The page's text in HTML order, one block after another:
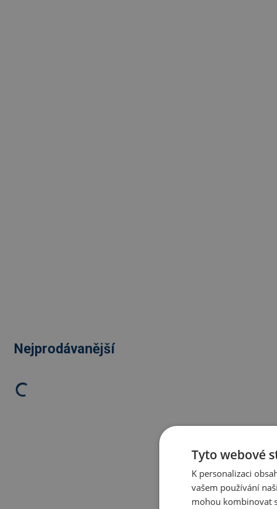
Nejprodávanější
Tyto webové
K personalizaci
vašem používání
mohou kombinovat